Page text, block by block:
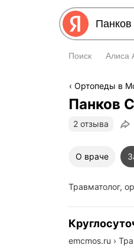
Поиск Алиса
Ортопеды в
Панков
2 отзыва
О враче
Травматолог,
emcmos.ru ›